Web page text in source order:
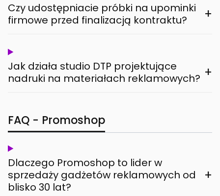
Czy udostępniacie próbki na upominki
firmowe przed finalizacją kontraktu?
+
Jak działa studio DTP projektujące
nadruki na materiałach reklamowych? +
FAQ - Promoshop
Dlaczego Promoshop to lider w
sprzedaży gadżetów reklamowych od
blisko 30 lat?
+